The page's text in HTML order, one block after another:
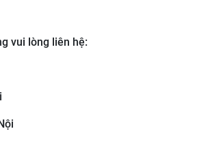
vui lòng liên hệ: